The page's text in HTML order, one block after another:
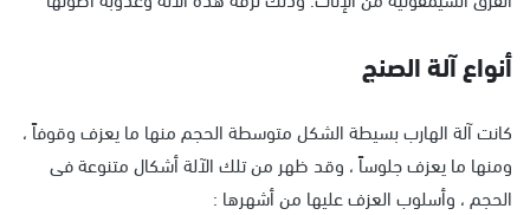
أنواع آلة الصنج
كانت آلة الهارب بسيطة الشكل متوسطة الحجم منها ما يعزف وقوفاً ،
ومنها ما يعزف جلوساً ، وقد ظهر من تلك الآلة أشكال متنوعة فى
الحجم ، وأسلوب العزف عليها من أشهرها :